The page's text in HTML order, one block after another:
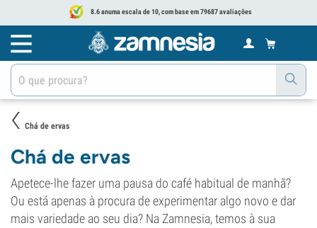
8.6 anuma escala de 10, com base em 79687 avaliações
Chá de ervas
Chá de ervas
Apetece-lhe fazer uma pausa do café habitual de manhã?
Ou está apenas à procura de experimentar algo novo e dar
mais variedade ao seu dia? Na Zamnesia, temos à sua